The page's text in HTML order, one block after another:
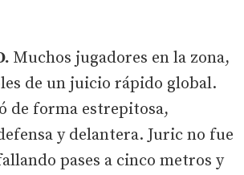
Muchos jugadores en la zona,
de un juicio rápido global.
de forma estrepitosa,
y delantera. Juric no fue
pases a cinco metros y